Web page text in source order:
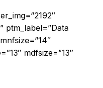
ptm_label=”Data
mdfsize=”13″